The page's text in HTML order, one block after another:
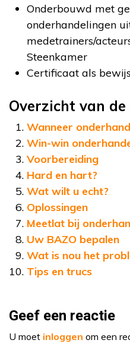
Onderbouwd met
onderhandelingen
medetrainers/
Steenkamer
Certificaat als
Overzicht van de
Wanneer
Win-win
Voorbereiding
Hard en hart?
Wat wilt u echt?
Oplossingen
Meetlat bij
Uw BAZO bepalen
Wat is nou het
Tips en trucs
Geef een reactie
U moet inloggen om een